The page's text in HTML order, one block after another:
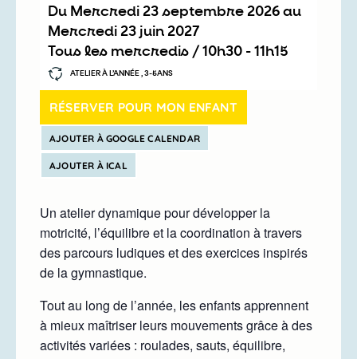
Du mercredi 23 septembre 2026au
mercredi 23 juin 2027
Tous les mercredis / 10h30 - 11h15
ATELIER À L’ANNÉE , 3-5ANS
RÉSERVER POUR MON ENFANT
AJOUTER À GOOGLE CALENDAR
AJOUTER À ICAL
Un atelier dynamique pour développer la
motricité, l’équilibre et la coordination à travers
des parcours ludiques et des exercices inspirés
de la gymnastique.
Tout au long de l’année, les enfants apprennent
à mieux maîtriser leurs mouvements grâce à des
activités variées : roulades, sauts, équilibre,